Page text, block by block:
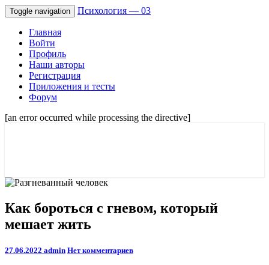
Toggle navigation Психология — 03
Главная
Войти
Профиль
Наши авторы
Регистрация
Приложения и тесты
Форум
[an error occurred while processing the directive]
проблемы.
Как
бороться
с
который
Как бороться с гневом, который
мешает жить
27.06.2022 admin Comments
Нет комментариев